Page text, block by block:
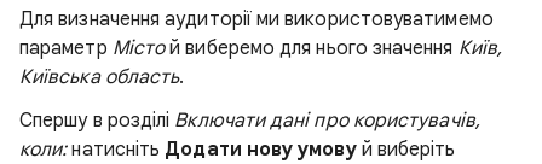
Для визначення аудиторії ми використовуватимемо
параметр Містой виберемо для нього значення Київ,
Київська область.
Спершу в розділі Включати дані про користувачів,
коли:натисніть Додати нову умовуй виберіть